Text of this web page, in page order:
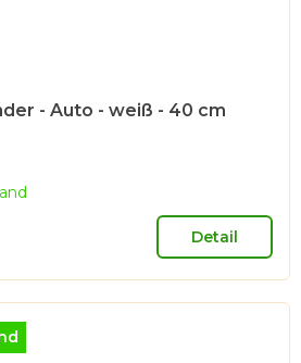
- Auto - weiß - 40 cm
Detail